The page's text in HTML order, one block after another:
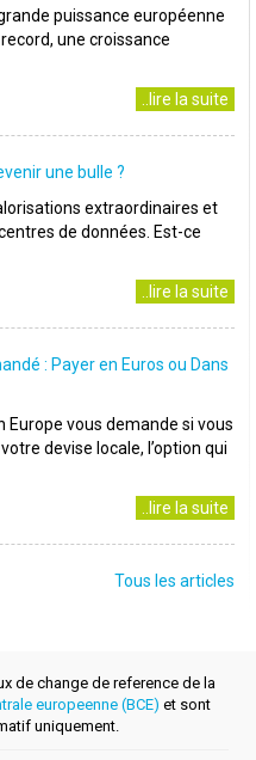
puissance européenne
une croissance
..lire la suite
une bulle ?
extraordinaires et
de données. Est-ce
..lire la suite
: Payer en Euros ou Dans
Europe vous demande si vous
devise locale, l’option qui
..lire la suite
Tous les articles
de change de reference de la
europeenne (BCE) et sont
uniquement.